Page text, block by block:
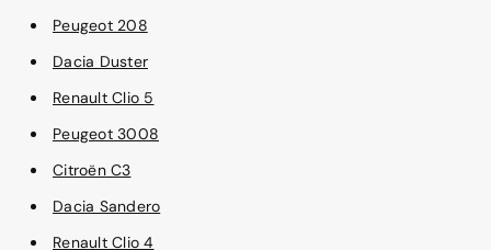
Peugeot 208
Dacia Duster
Renault Clio 5
Peugeot 3008
Citroën C3
Dacia Sandero
Renault Clio 4